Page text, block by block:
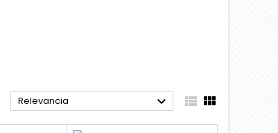
Relevancia   